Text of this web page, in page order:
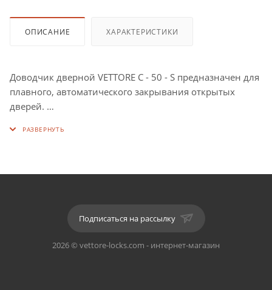
ОПИСАНИЕ ХАРАКТЕРИСТИКИ
Доводчик дверной VЕTTORE C - 50 - S предназначен для
плавного, автоматического закрывания открытых
дверей.
Цвет: S (Серый). Инструкция по установке входит в
левосторонняя дверь).
Подписаться на рассылку
2026 © vettore-locks.com - интернет-магазин